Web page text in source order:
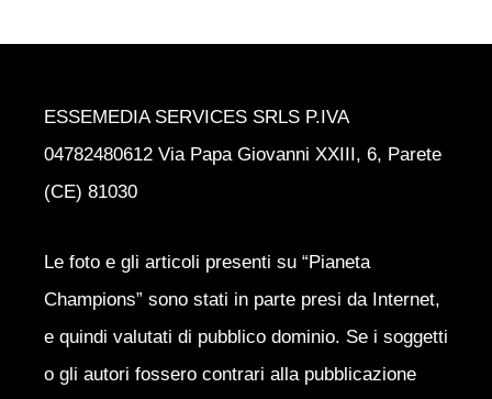
ESSEMEDIA SERVICES SRLS P.IVA
04782480612 Via Papa Giovanni XXIII, 6, Parete
(CE) 81030
Le foto e gli articoli presenti su “Pianeta
Champions” sono stati in parte presi da Internet,
e quindi valutati di pubblico dominio. Se i soggetti
o gli autori fossero contrari alla pubblicazione